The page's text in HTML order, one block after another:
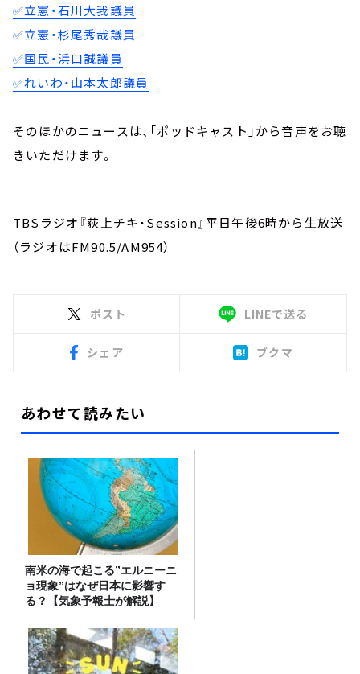
✅立憲・石川大我議員
✅立憲・杉尾秀哉議員
✅国民・浜口誠議員
✅れいわ・山本太郎議員
そのほかのニュースは、「ポッドキャスト」から音声をお聴
きいただけます。
TBSラジオ『荻上チキ・Session』平日午後6時から生放送
（ラジオはFM90.5/AM954）
ポスト LINEで送る
シェア ブクマ
あわせて読みたい
南米の海で起こる”エルニーニ
ョ現象”はなぜ日本に影響す
る？【気象予報士が解説】